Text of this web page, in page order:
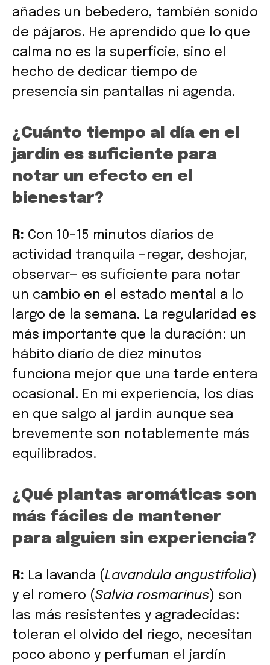
añades un bebedero, también sonido
de pájaros. He aprendido que lo que
calma no es la superficie, sino el
hecho de dedicar tiempo de
presencia sin pantallas ni agenda.
¿Cuánto tiempo al día en el
jardín es suficiente para
notar un efecto en el
bienestar?
R: Con 10–15 minutos diarios de
actividad tranquila —regar, deshojar,
observar— es suficiente para notar
un cambio en el estado mental a lo
largo de la semana. La regularidad es
más importante que la duración: un
hábito diario de diez minutos
funciona mejor que una tarde entera
ocasional. En mi experiencia, los días
en que salgo al jardín aunque sea
brevemente son notablemente más
equilibrados.
¿Qué plantas aromáticas son
más fáciles de mantener
para alguien sin experiencia?
R: La lavanda (Lavandula angustifolia)
y el romero (Salvia rosmarinus) son
las más resistentes y agradecidas:
toleran el olvido del riego, necesitan
poco abono y perfuman el jardín